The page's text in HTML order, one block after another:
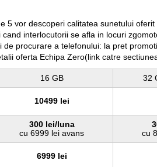
5 vor descoperi calitatea sunetului
interlocutorii se afla in locuri
procurare a telefonului: la pret
oferta Echipa Zero(link catre
16 GB 32
10499 lei
300 lei/luna
cu 6999 lei avans
cu
6999 lei